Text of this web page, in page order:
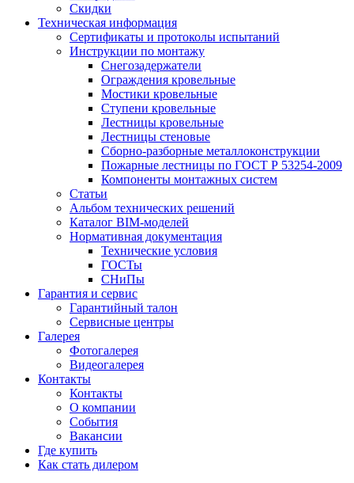
Скидки
Техническая информация
Сертификаты и протоколы испытаний
Инструкции по монтажу
Снегозадержатели
Ограждения кровельные
Мостики кровельные
Ступени кровельные
Лестницы кровельные
Лестницы стеновые
Сборно-разборные металлоконструкции
Пожарные лестницы по ГОСТ Р 53254-2009
Компоненты монтажных систем
Статьи
Альбом технических решений
Каталог BIM-моделей
Нормативная документация
Технические условия
ГОСТы
СНиПы
Гарантия и сервис
Гарантийный талон
Сервисные центры
Галерея
Фотогалерея
Видеогалерея
Контакты
Контакты
О компании
События
Вакансии
Где купить
Как стать дилером